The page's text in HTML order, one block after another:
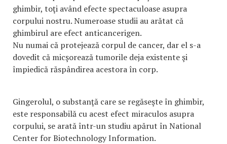
ghimbir, toţi având efecte spectaculoase asupra
corpului nostru. Numeroase studii au arătat că
ghimbirul are efect anticancerigen.
Nu numai că protejează corpul de cancer, dar el s-a
dovedit că micşorează tumorile deja existente şi
împiedică răspândirea acestora în corp.
Gingerolul, o substanţă care se regăseşte în ghimbir,
este responsabilă cu acest efect miraculos asupra
corpului, se arată într-un studiu apărut în National
Center for Biotechnology Information.